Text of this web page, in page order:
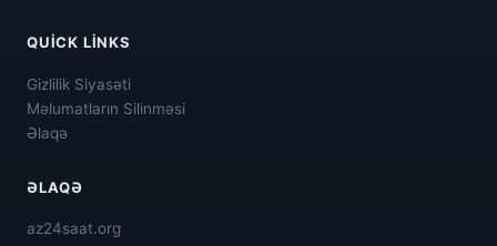
QUICK LINKS
Gizlilik Siyasəti
Məlumatların Silinməsi
Əlaqə
ƏLAQƏ
az24saat.org